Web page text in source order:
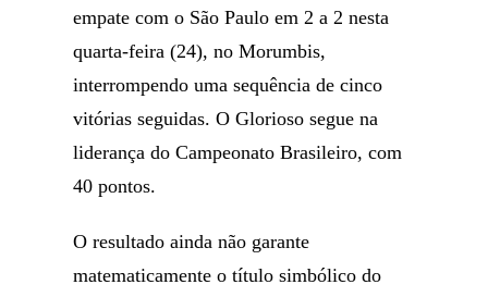
empate com o São Paulo em 2 a 2 nesta
quarta-feira (24), no Morumbis,
interrompendo uma sequência de cinco
vitórias seguidas. O Glorioso segue na
liderança do Campeonato Brasileiro, com
40 pontos.
O resultado ainda não garante
matematicamente o título simbólico do